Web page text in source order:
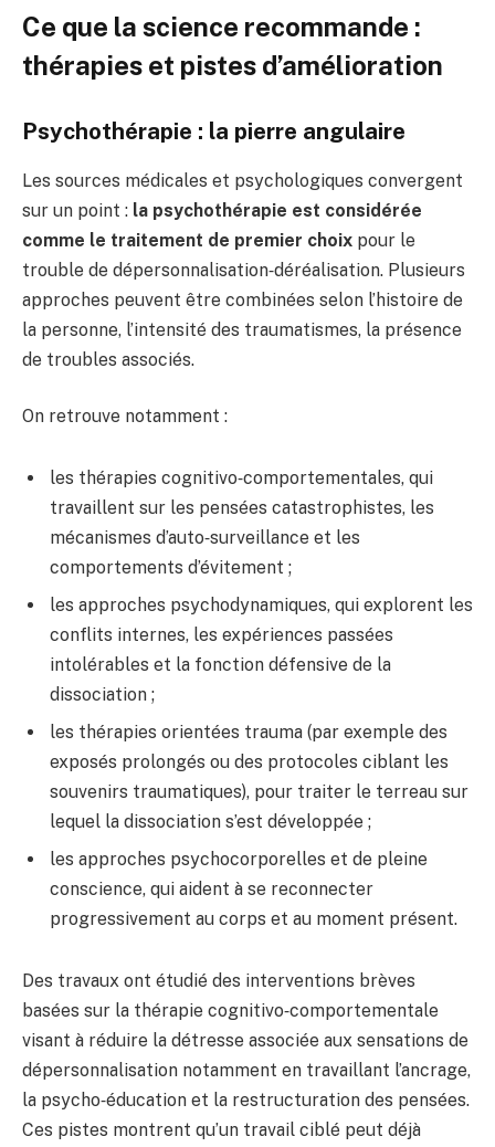
Ce que la science recommande :
thérapies et pistes d’amélioration
Psychothérapie : la pierre angulaire
Les sources médicales et psychologiques convergent
sur un point : la psychothérapie est considérée
comme le traitement de premier choix pour le
trouble de dépersonnalisation‑déréalisation. Plusieurs
approches peuvent être combinées selon l’histoire de
la personne, l’intensité des traumatismes, la présence
de troubles associés.
On retrouve notamment :
les thérapies cognitivo‑comportementales, qui
travaillent sur les pensées catastrophistes, les
mécanismes d’auto‑surveillance et les
comportements d’évitement ;
les approches psychodynamiques, qui explorent les
conflits internes, les expériences passées
intolérables et la fonction défensive de la
dissociation ;
les thérapies orientées trauma (par exemple des
exposés prolongés ou des protocoles ciblant les
souvenirs traumatiques), pour traiter le terreau sur
lequel la dissociation s’est développée ;
les approches psychocorporelles et de pleine
conscience, qui aident à se reconnecter
progressivement au corps et au moment présent.
Des travaux ont étudié des interventions brèves
basées sur la thérapie cognitivo‑comportementale
visant à réduire la détresse associée aux sensations de
dépersonnalisation notamment en travaillant l’ancrage,
la psycho‑éducation et la restructuration des pensées.
Ces pistes montrent qu’un travail ciblé peut déjà